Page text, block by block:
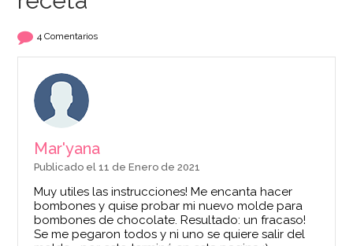
para Chocolate 22
cm
25,95€
4 Comentarios
Mar'yana
Publicado el 11 de Enero de 2021
Muy utiles las instrucciones! Me encanta hacer
bombones y quise probar mi nuevo molde para
bombones de chocolate. Resultado: un fracaso!
Se me pegaron todos y ni uno se quiere salir del